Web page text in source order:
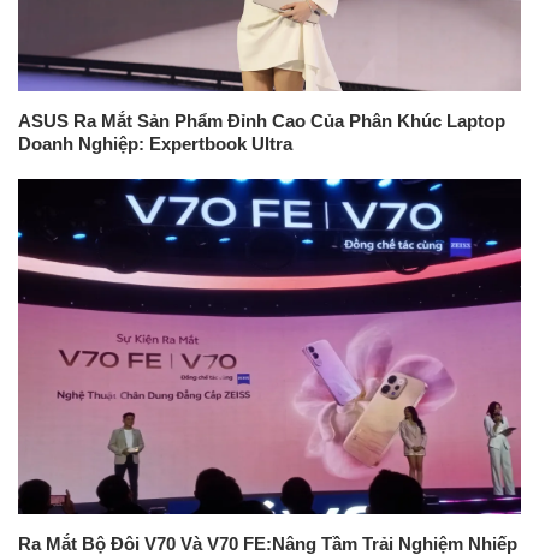
ASUS Ra Mắt Sản Phẩm Đỉnh Cao Của Phân Khúc Laptop
Doanh Nghiệp: Expertbook Ultra
Ra Mắt Bộ Đôi V70 Và V70 FE:Nâng Tầm Trải Nghiệm Nhiếp